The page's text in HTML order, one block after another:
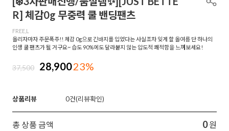
R] 체감0g 무중력 쿨 밴딩팬츠
FREE,L
올리자마자 주문폭주!! 체감 0g으로 긴바지를 입었다는 사실조차 잊게 할 올여름 단 하나의
인생 쿨 팬츠가 될 거구요~ 습도 90%에도 달라붙지 않는 압도적 쾌적함을 느껴보세요!
37,500 28,90023%
상품리뷰 0
총 상품 금액 0 원